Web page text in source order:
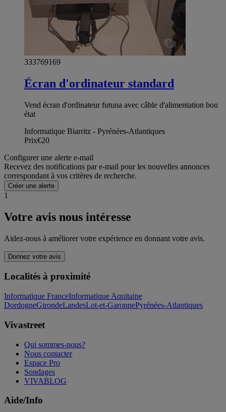
333769169
Écran d'ordinateur standard
Vend écran d'ordinateur futuna avec câble d'alimentation bon
état
Informatique Biarritz - Pyrénées-Atlantiques
Prix€20
Configurer une alerte e-mail
Recevez des notifications par e-mail pour les nouvelles annonces
correspondant à vos critères de recherche.
Créer une alerte
1
Votre avis nous intéresse
Aidez-nous à améliorer votre expérience en donnant votre avis.
Donnez votre avis
Localités à proximité
Informatique FranceInformatique Aquitaine
DordogneGirondeLandesLot-et-GaronnePyrénées-Atlantiques
Vivastreet
Qui sommes-nous?
Nous contacter
Espace Pro
Sondages
VIVABLOG
Aide/Info